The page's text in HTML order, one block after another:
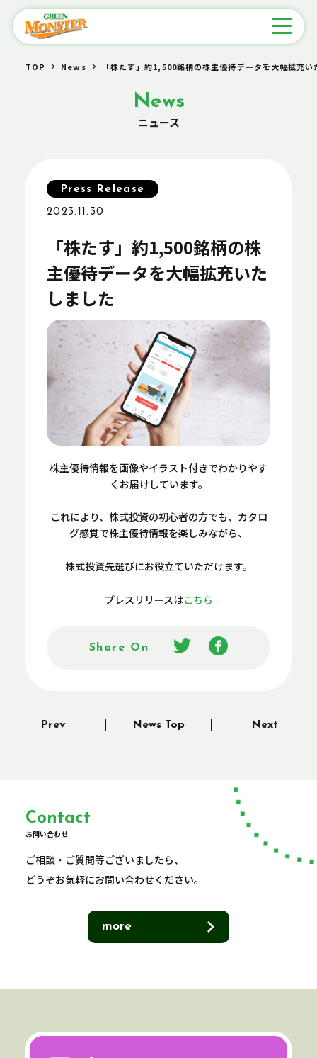
TOP News 「株たす」約1,500銘柄の株主優待データを大幅拡充い
News
ニュース
Press Release
2023.11.30
「株たす」約1,500銘柄の株
主優待データを大幅拡充いた
しました
株主優待情報を画像やイラスト付きでわかりやす
くお届けしています。
これにより、株式投資の初心者の方でも、カタロ
グ感覚で株主優待情報を楽しみながら、
株式投資先選びにお役立ていただけます。
プレスリリースはこちら
Share On
Prev News Top Next
Contact
お問い合わせ
ご相談・ご質問等ございましたら、
どうぞお気軽にお問い合わせください。
more